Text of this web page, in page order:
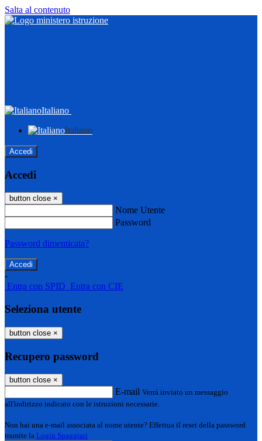
Salta al contenuto
Italiano
Italiano
Accedi
Accedi
button close ×
Nome Utente
Password
Password dimenticata?
-
Entra con SPID Entra con CIE
Seleziona utente
button close ×
Recupero password
button close ×
E-mail Verrà inviato un messaggio
all'indirizzo indicato con le istruzioni necessarie.
Non hai una e-mail associata al nome utente? Effettua il reset della password
tramite la Login Spaggiari